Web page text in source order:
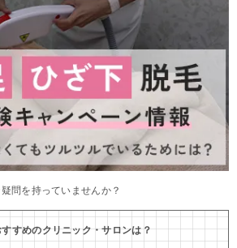
問を持っていませんか？
すめのクリニック・サロンは？